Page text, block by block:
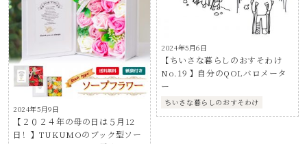
2024年5月9日
【２０２４年の母の日は５月12
日！】TUKUMOのブック型ソー
2024年5月6日
【ちいさな暮らしのおすそわけ
No.19 】自分のQOLバロメータ
ー
ちいさな暮らしのおすそわけ